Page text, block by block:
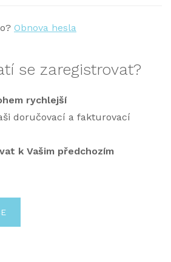
Obnova hesla
se zaregistrovat?
rychlejší
doručovací a fakturovací
k Vašim předchozím